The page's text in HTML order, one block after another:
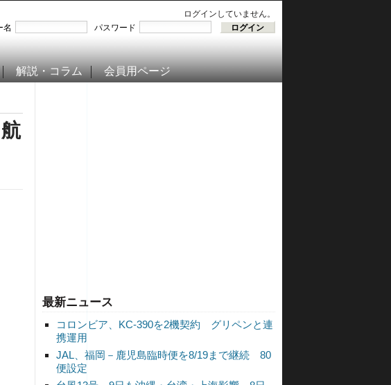
ログインしていません。
名
パスワード
解説・コラム 会員用ページ
最新ニュース
コロンビア、KC-390を2機契約 グリペンと連
携運用
JAL、福岡－鹿児島臨時便を8/19まで継続 80
便設定